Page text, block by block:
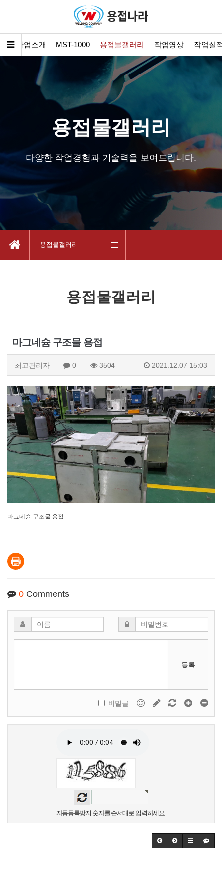
사업소개 MST-1000 용접물갤러리 작업영상 작업실
용접물갤러리
다양한 작업경험과 기술력을 보여드립니다.
용접물갤러리
용접물갤러리
마그네슘 구조물 용접
최고관리자 0 3504 2021.12.07 15:03
마그네슘 구조물 용접
0 Comments
등록
비밀글
자동등록방지 숫자를 순서대로 입력하세요.